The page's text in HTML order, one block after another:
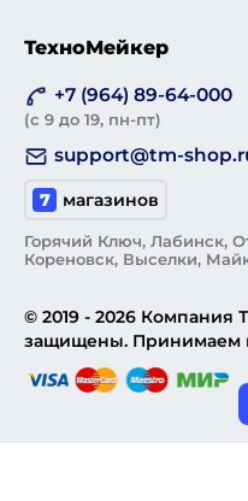
ТехноМейкер
+7 (964) 89-64-000
(с 9 до 19, пн-пт)
support@tm-
7 магазинов
Горячий Ключ, Лабинск,
Кореновск, Выселки,
© 2019 - 2026 Компания
защищены. Принимаем